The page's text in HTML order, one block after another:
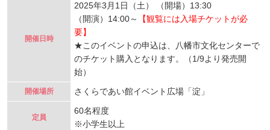
開催日時
2025年3月1日（土） （開場）13:30
（開演）14:00～
【観覧には入場チケットが必
要】
★このイベントの申込は、八幡市文化センターで
のチケット購入となります。（1/9より発売開
始）
開催場所 さくらであい館イベント広場「淀」
定員
60名程度
※小学生以上